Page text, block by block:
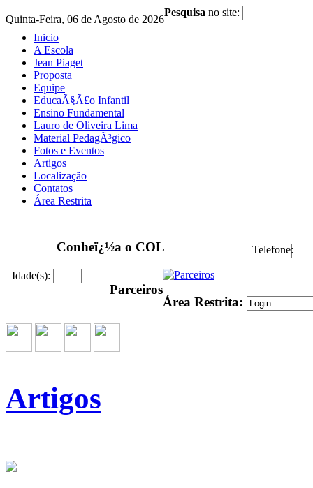
Quinta-Feira, 06 de Agosto de 2026
Pesquisa no site:
Inicio
A Escola
Jean Piaget
Proposta
Equipe
EducaÃ§Ã£o Infantil
Ensino Fundamental
Lauro de Oliveira Lima
Material PedagÃ³gico
Fotos e Eventos
Artigos
Localização
Contatos
Área Restrita
Conheï¿½a o COL Telefone:
Idade(s):
Parceiros
Área Restrita:
Artigos